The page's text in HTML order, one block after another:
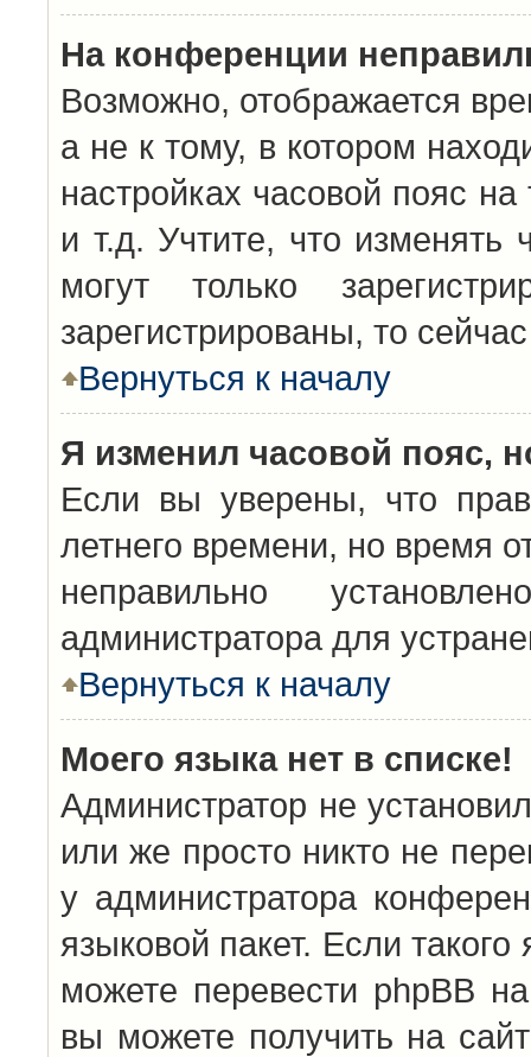
На конференции
Возможно, отображается
а не к тому, в котором
настройках часовой пояс
и т.д. Учтите, что изменять
могут только
зарегистрированы, то
Вернуться к началу
Я изменил часовой пояс,
Если вы уверены, что
летнего времени, но время
неправильно
администратора для
Вернуться к началу
Моего языка нет в списке!
Администратор не
или же просто никто не
у администратора
языковой пакет. Если
можете перевести phpBB
вы можете получить на